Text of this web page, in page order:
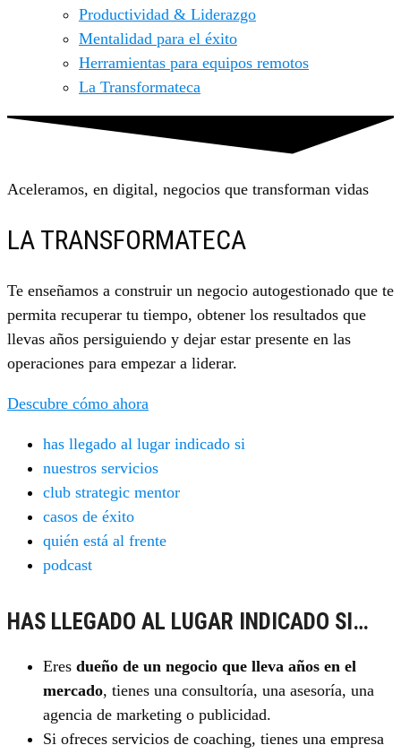
Productividad & Liderazgo
Mentalidad para el éxito
Herramientas para equipos remotos
La Transformateca
Aceleramos, en digital, negocios que transforman vidas
LA TRANSFORMATECA
Te enseñamos a construir un negocio autogestionado que te
permita recuperar tu tiempo, obtener los resultados que
llevas años persiguiendo y dejar estar presente en las
operaciones para empezar a liderar.
Descubre cómo ahora
has llegado al lugar indicado si
nuestros servicios
club strategic mentor
casos de éxito
quién está al frente
podcast
HAS LLEGADO AL LUGAR INDICADO SI…
Eres dueño de un negocio que lleva años en el
mercado, tienes una consultoría, una asesoría, una
agencia de marketing o publicidad.
Si ofreces servicios de coaching, tienes una empresa